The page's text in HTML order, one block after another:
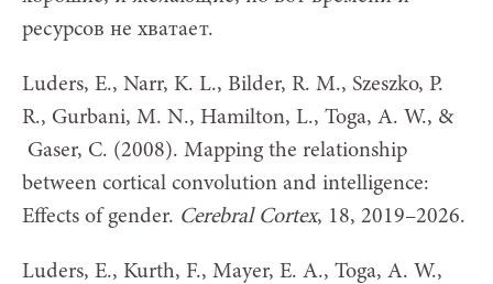
ресурсов не хватает.
Luders, E., Narr, K. L., Bilder, R. M., Szeszko, P.
R., Gurbani, M. N., Hamilton, L., Toga, A. W., &
Gaser, C. (2008). Mapping the relationship
between cortical convolution and intelligence:
Effects of gender. Cerebral Cortex, 18, 2019–2026.
Luders, E., Kurth, F., Mayer, E. A., Toga, A. W.,